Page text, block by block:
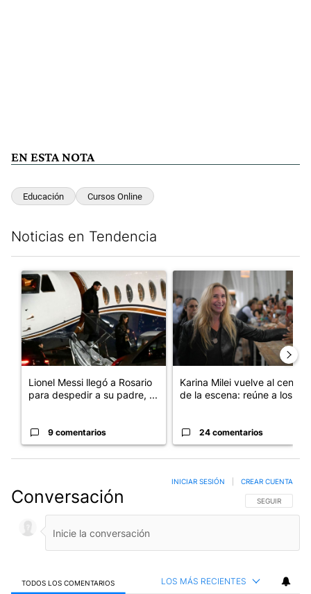
EN ESTA NOTA
Educación Cursos Online
Noticias en Tendencia
Un artículo de tendencia con el título "Lionel Messi llegó a
Lionel Messi llegó a Rosario
para despedir a su padre, ...
9 comentarios
Un artículo de tendencia
Karina Milei vuelve al centro
de la escena: reúne a los...
24 comentarios
Conversación SIGA ESTA
SEGUIR
INICIAR SESIÓN CREAR CUENTA
TODOS LOS COMENTARIOS LOS MÁS RECIENTES